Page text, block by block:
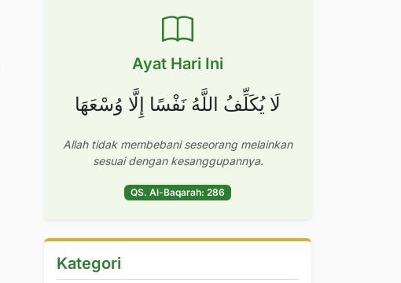
Ayat Hari Ini
لَا يُكَلِّفُ اللَّهُ نَفْسًا إِلَّا وُسْعَهَا
Allah tidak membebani seseorang melainkan
sesuai dengan kesanggupannya.
QS. Al-Baqarah: 286
Kategori